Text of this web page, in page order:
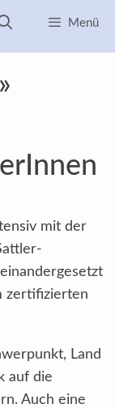
Menü
mit der
zertifizierten
Land
auf die
Auch eine